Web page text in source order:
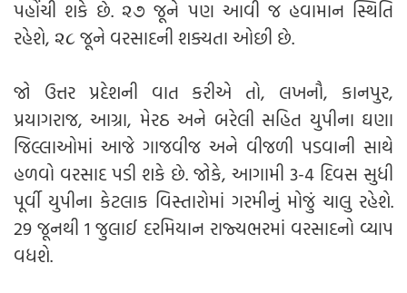
પહોંચી શકે છે. ૨૭ જૂને પણ આવી જ હવામાન સ્થિતિ
રહેશે, ૨૮ જૂને વરસાદની શક્યતા ઓછી છે.
જો ઉત્તર પ્રદેશની વાત કરીએ તો, લખનૌ, કાનપુર,
પ્રયાગરાજ, આગ્રા, મેરઠ અને બરેલી સહિત યુપીના ઘણા
જિલ્લાઓમાં આજે ગાજવીજ અને વીજળી પડવાની સાથે
હળવો વરસાદ પડી શકે છે. જોકે, આગામી 3-4 દિવસ સુધી
પૂર્વી યુપીના કેટલાક વિસ્તારોમાં ગરમીનું મોજું ચાલુ રહેશે.
29 જૂનથી 1 જુલાઈ દરમિયાન રાજ્યભરમાં વરસાદનો વ્યાપ
વધશે.